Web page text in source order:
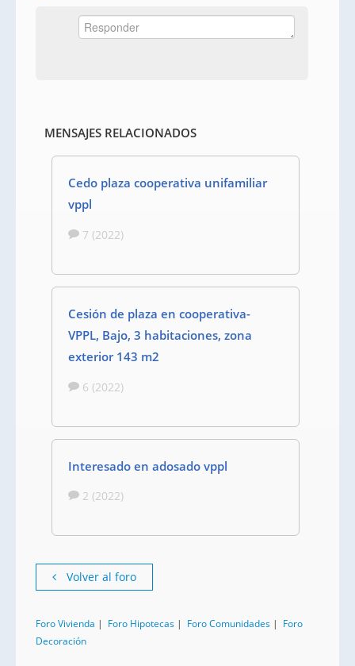
MENSAJES RELACIONADOS
Cedo plaza cooperativa unifamiliar
vppl
7 (2022)
Cesión de plaza en cooperativa-
VPPL, Bajo, 3 habitaciones, zona
exterior 143 m2
6 (2022)
Interesado en adosado vppl
2 (2022)
Volver al foro
Foro Vivienda | Foro Hipotecas | Foro Comunidades | Foro
Decoración